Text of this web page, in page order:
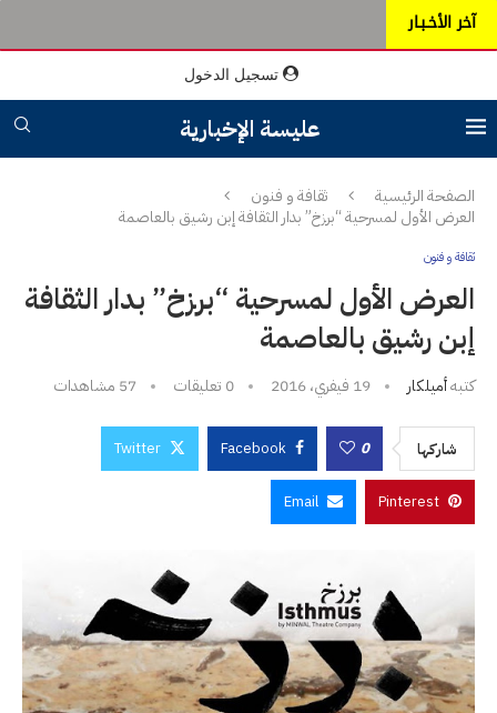
آخر الأخـبـار
تسجيل الدخول
عليسة الإخبارية
الصفحة الرئيسية
ثقافة و فنون
العرض الأول لمسرحية “برزخ” بدار الثقافة إبن رشيق بالعاصمة
ثقافة و فنون
العرض الأول لمسرحية “برزخ” بدار الثقافة
إبن رشيق بالعاصمة
كتبهأميلكار 19 فيفري، 2016 0 تعليقات 57 مشاهدات
شاركها 0
Facebook
Twitter
Pinterest
Email